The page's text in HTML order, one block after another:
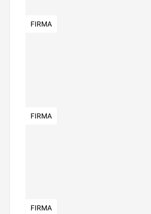
FIRMA
FIRMA
FIRMA